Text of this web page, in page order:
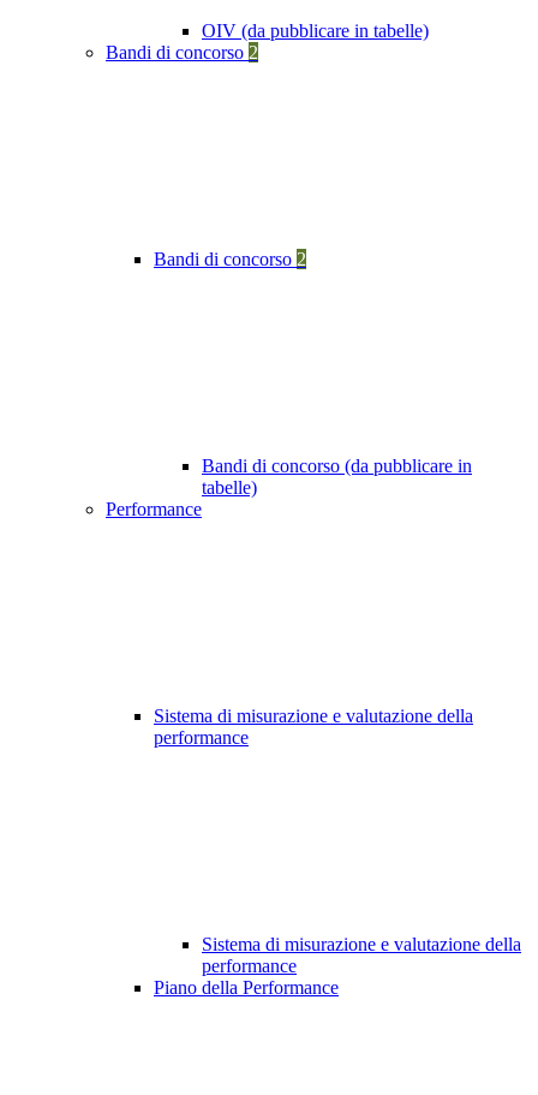
OIV (da pubblicare in tabelle)
Bandi di concorso 2
Bandi di concorso 2
Bandi di concorso (da pubblicare in
tabelle)
Performance
Sistema di misurazione e valutazione della
performance
Sistema di misurazione e valutazione della
performance
Piano della Performance